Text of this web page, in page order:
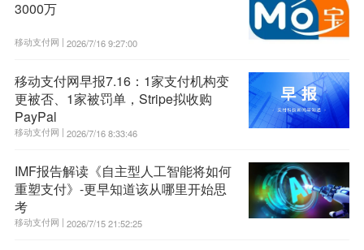
3000万
移动支付网 | 2026/7/16 9:27:00
移动支付网早报7.16：1家支付机构变
更被否、1家被罚单，Stripe拟收购
PayPal
移动支付网 | 2026/7/16 8:33:46
IMF报告解读《自主型人工智能将如何
重塑支付》-更早知道该从哪里开始思
考
移动支付网 | 2026/7/15 21:52:25